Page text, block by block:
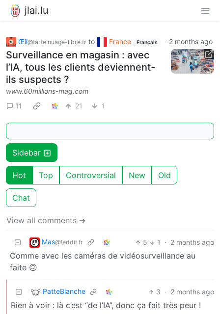
jlai.lu
Œil@tarte.nuage-libre.fr to France Français · 2 months ago
Surveillance en magasin : avec
l’IA, tous les clients deviennent-
ils suspects ?
www.60millions-mag.com
11
21 1
Sidebar
Hot Top Controversial New Old
Chat
View all comments ➔
Mas@feddit.fr 5 1 · 2 months ago
Comme avec les caméras de vidéosurveillance au
faite 🙃
PatteBlanche 3 · 2 months ago
Rien à voir : là c’est “de l’IA”, donc ça fait très peur !